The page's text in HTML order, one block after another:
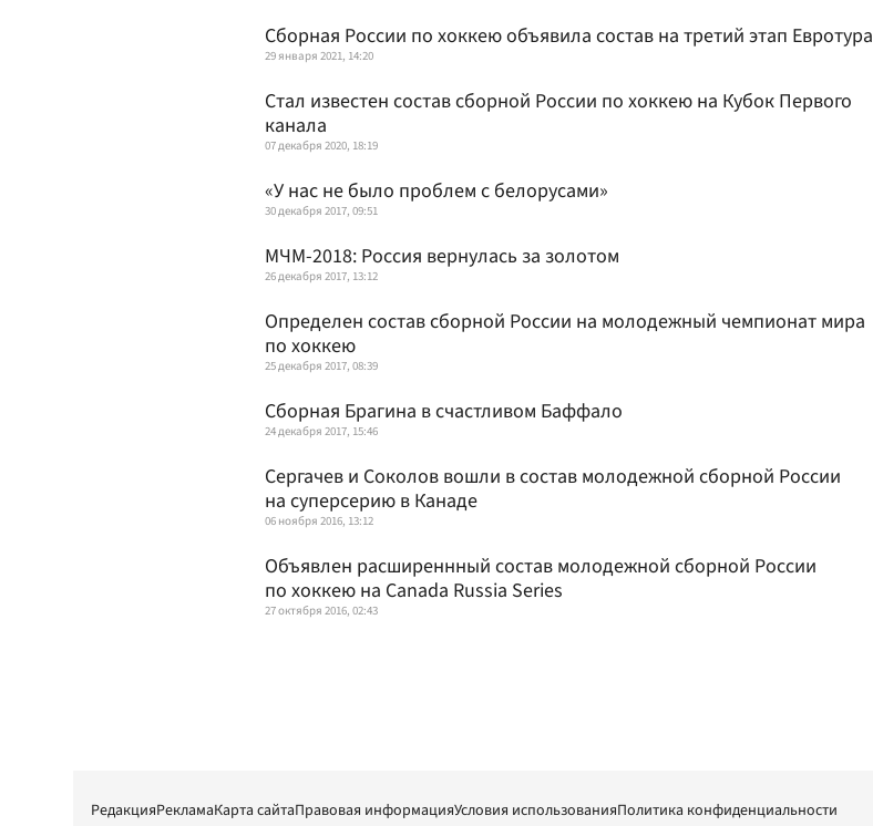
Сборная России по хоккею объявила состав на третий этап Евротура
29 января 2021, 14:20
Стал известен состав сборной России по хоккею на Кубок Первого
канала
07 декабря 2020, 18:19
«У нас не было проблем с белорусами»
30 декабря 2017, 09:51
МЧМ-2018: Россия вернулась за золотом
26 декабря 2017, 13:12
Определен состав сборной России на молодежный чемпионат мира
по хоккею
25 декабря 2017, 08:39
Сборная Брагина в счастливом Баффало
24 декабря 2017, 15:46
Сергачев и Соколов вошли в состав молодежной сборной России
на суперсерию в Канаде
06 ноября 2016, 13:12
Объявлен расширеннный состав молодежной сборной России
по хоккею на Canada Russia Series
27 октября 2016, 02:43
РедакцияРекламаКарта сайтаПравовая информацияУсловия использованияПолитика конфиденциальности